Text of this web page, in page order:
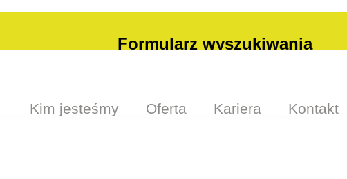
Formularz wyszukiwania
Kim jesteśmy Oferta Kariera Kontakt